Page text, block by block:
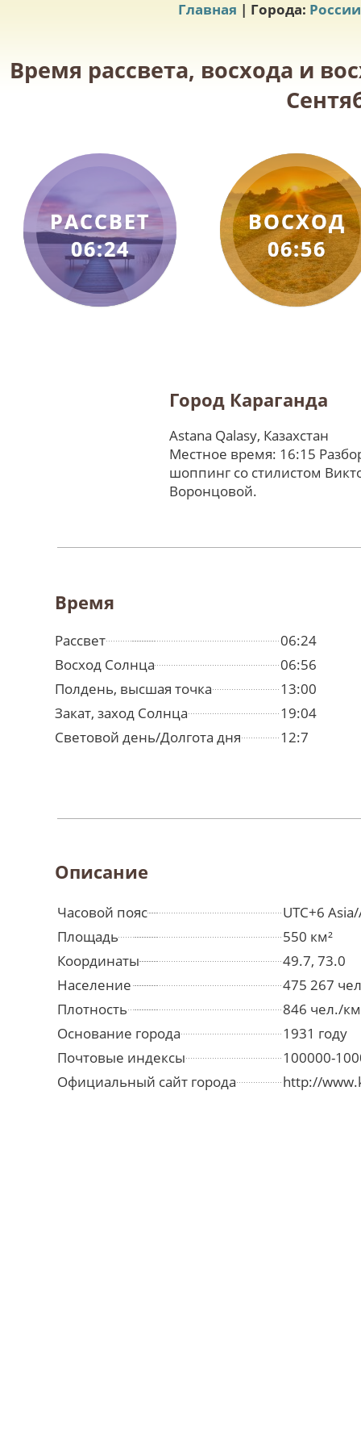
Главная | Города: России
Время рассвета, восхода и
РАССВЕТ
06:24
ВОСХОД
06:56
Город Караганда
Astana Qalasy, Казахстан
Местное время: 16:15
шоппинг со стилистом
Воронцовой.
Время
Рассвет
06:24
Восход Солнца
06:56
Полдень, высшая точка
13:00
Закат, заход Солнца
19:04
Световой день/Долгота дня
12:7
Описание
Часовой пояс
UTC+6
Площадь
550 км²
Координаты
49.7, 73.0
Население
475 267
Плотность
846 чел./
Основание города
1931 году
Почтовые индексы
100000-
Официальный сайт города
http://